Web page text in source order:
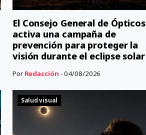
El Consejo General de Ópticos
activa una campaña de
prevención para proteger la
visión durante el eclipse solar
Por Redacción - 04/08/2026
Salud visual